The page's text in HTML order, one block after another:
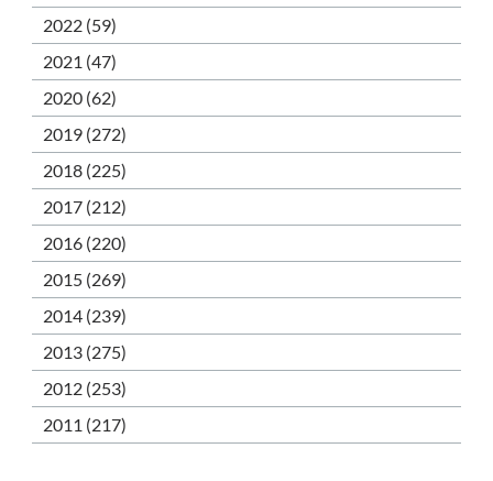
2022 (59)
2021 (47)
2020 (62)
2019 (272)
2018 (225)
2017 (212)
2016 (220)
2015 (269)
2014 (239)
2013 (275)
2012 (253)
2011 (217)